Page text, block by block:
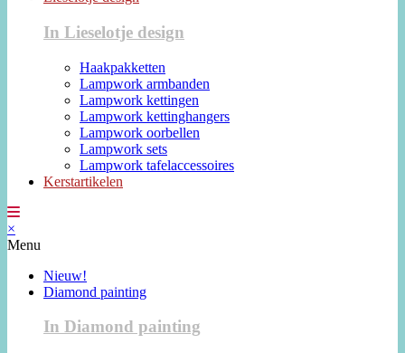
In Lieselotje design
Haakpakketten
Lampwork armbanden
Lampwork kettingen
Lampwork kettinghangers
Lampwork oorbellen
Lampwork sets
Lampwork tafelaccessoires
Kerstartikelen
×
Menu
Nieuw!
Diamond painting
In Diamond painting